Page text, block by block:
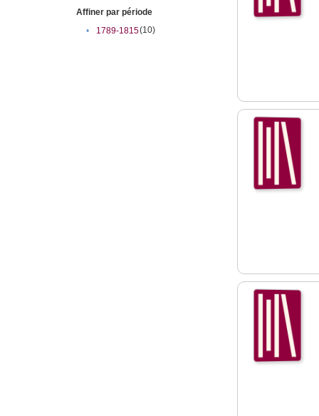
Affiner par période
•
1789-1815(10)